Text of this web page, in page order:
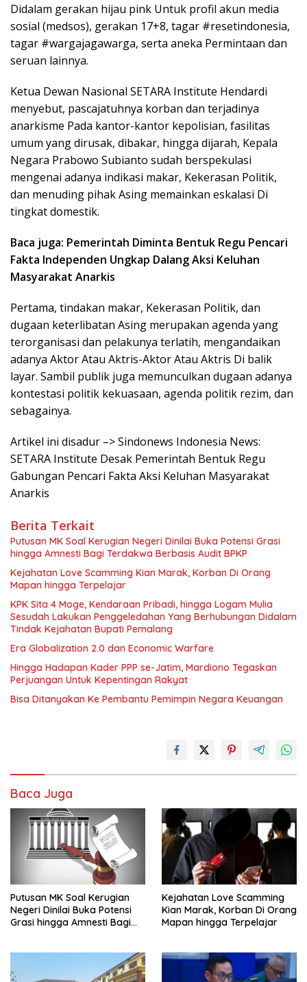
Didalam gerakan hijau pink Untuk profil akun media
sosial (medsos), gerakan 17+8, tagar #resetindonesia,
tagar #wargajagawarga, serta aneka Permintaan dan
seruan lainnya.
Ketua Dewan Nasional SETARA Institute Hendardi
menyebut, pascajatuhnya korban dan terjadinya
anarkisme Pada kantor-kantor kepolisian, fasilitas
umum yang dirusak, dibakar, hingga dijarah, Kepala
Negara Prabowo Subianto sudah berspekulasi
mengenai adanya indikasi makar, Kekerasan Politik,
dan menuding pihak Asing memainkan eskalasi Di
tingkat domestik.
Baca juga: Pemerintah Diminta Bentuk Regu Pencari
Fakta Independen Ungkap Dalang Aksi Keluhan
Masyarakat Anarkis
Pertama, tindakan makar, Kekerasan Politik, dan
dugaan keterlibatan Asing merupakan agenda yang
terorganisasi dan pelakunya terlatih, mengandaikan
adanya Aktor Atau Aktris-Aktor Atau Aktris Di balik
layar. Sambil publik juga memunculkan dugaan adanya
kontestasi politik kekuasaan, agenda politik rezim, dan
sebagainya.
Artikel ini disadur –> Sindonews Indonesia News:
SETARA Institute Desak Pemerintah Bentuk Regu
Gabungan Pencari Fakta Aksi Keluhan Masyarakat
Anarkis
Berita Terkait
Putusan MK Soal Kerugian Negeri Dinilai Buka Potensi Grasi
hingga Amnesti Bagi Terdakwa Berbasis Audit BPKP
Kejahatan Love Scamming Kian Marak, Korban Di Orang
Mapan hingga Terpelajar
KPK Sita 4 Moge, Kendaraan Pribadi, hingga Logam Mulia
Sesudah Lakukan Penggeledahan Yang Berhubungan Didalam
Tindak Kejahatan Bupati Pemalang
Era Globalization 2.0 dan Economic Warfare
Hingga Hadapan Kader PPP se-Jatim, Mardiono Tegaskan
Perjuangan Untuk Kepentingan Rakyat
Bisa Ditanyakan Ke Pembantu Pemimpin Negara Keuangan
Baca Juga
Putusan MK Soal Kerugian
Negeri Dinilai Buka Potensi
Grasi hingga Amnesti Bagi
Kejahatan Love Scamming
Kian Marak, Korban Di Orang
Mapan hingga Terpelajar